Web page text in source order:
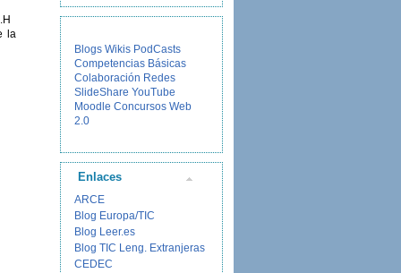
la
Blogs Wikis PodCasts
Competencias Básicas
Colaboración Redes
SlideShare YouTube
Moodle Concursos Web
2.0
Enlaces
ARCE
Blog Europa/TIC
Blog Leer.es
Blog TIC Leng. Extranjeras
CEDEC